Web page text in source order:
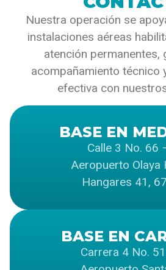
Nuestra operación se
instalaciones aéreas
atención permanentes,
acompañamiento técnico
efectiva con
BASE EN
Calle 3 No. 66
Aeropuerto Olaya
Hangares 41,
BASE EN
Carrera 4 No.